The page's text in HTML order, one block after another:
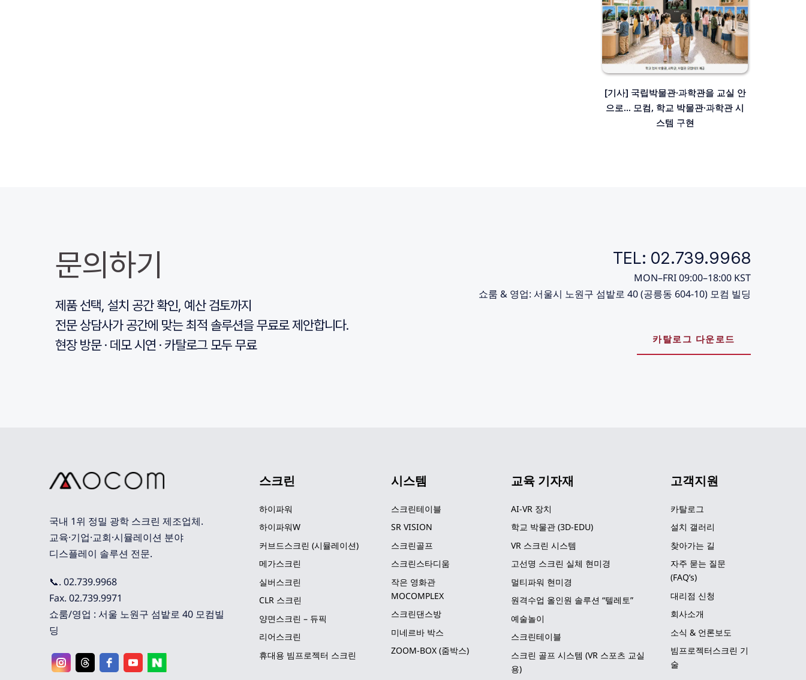
[기사] 국립박물관·과학관을 교실 안
으로… 모컴, 학교 박물관·과학관 시
스템 구현
문의하기
제품 선택, 설치 공간 확인, 예산 검토까지
전문 상담사가 공간에 맞는 최적 솔루션을 무료로 제안합니다.
현장 방문 · 데모 시연 · 카탈로그 모두 무료
TEL: 02.739.9968
MON–FRI 09:00–18:00 KST
쇼룸 & 영업: 서울시 노원구 섬밭로 40 (공릉동 604-10) 모컴 빌딩
카탈로그 다운로드
국내 1위 정밀 광학 스크린 제조업체.
교육·기업·교회·시뮬레이션 분야
디스플레이 솔루션 전문.
📞. 02.739.9968
Fax. 02.739.9971
쇼룸/영업 : 서울 노원구 섬밭로 40 모컴빌
딩
스크린
하이파워
하이파워W
커브드스크린 (시뮬레이션)
메가스크린
실버스크린
CLR 스크린
양면스크린 – 듀픽
리어스크린
휴대용 빔프로젝터 스크린
시스템
스크린테이블
SR VISION
스크린골프
스크린스타디움
작은 영화관
MOCOMPLEX
스크린댄스방
미네르바 박스
ZOOM-BOX (줌박스)
교육 기자재
AI-VR 장치
학교 박물관 (3D-EDU)
VR 스크린 시스템
고선명 스크린 실체 현미경
멀티파워 현미경
원격수업 올인원 솔루션 “텔레토”
예술놀이
스크린테이블
스크린 골프 시스템 (VR 스포츠 교실
용)
고객지원
카탈로그
설치 갤러리
찾아가는 길
자주 묻는 질문
(FAQ’s)
대리점 신청
회사소개
소식 & 언론보도
빔프로젝터스크린 기
술